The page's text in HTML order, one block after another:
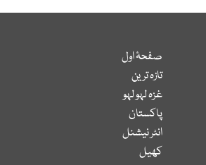
صفحۂ اول
تازہ ترین
غزہ لہو لہو
پاکستان
انٹر نیشنل
کھیل